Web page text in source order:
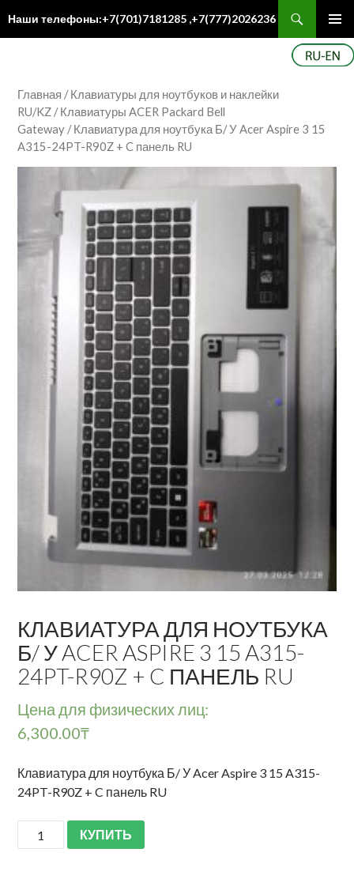
Наши телефоны:+7(701)7181285 ,+7(777)2026236
Главная /Клавиатуры для ноутбуков и наклейки
RU/KZ /Клавиатуры ACER Packard Bell
Gateway / Клавиатура для ноутбука Б/ У Acer Aspire 3 15
A315-24PT-R90Z + C панель RU
КЛАВИАТУРА ДЛЯ НОУТБУКА
Б/ У ACER ASPIRE 3 15 A315-
24PT-R90Z + C ПАНЕЛЬ RU
Цена для физических лиц:
6,300.00₸
Клавиатура для ноутбука Б/ У Acer Aspire 3 15 A315-
24PT-R90Z + C панель RU
КУПИТЬ